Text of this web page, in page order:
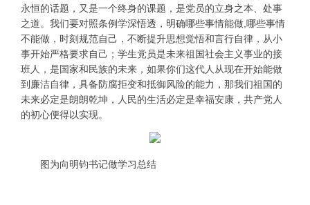
永恒的话题，又是一个终身的课题，是党员的立身之本、处事
之道。我们要对照条例学深悟透，明确哪些事情能做,哪些事情
不能做，时刻规范自己，不断提升思想觉悟和言行自律，从小
事开始严格要求自己；学生党员是未来祖国社会主义事业的接
班人，是国家和民族的未来，如果你们这代人从现在开始能做
到廉洁自律，具备防腐拒变和抵御风险的能力，那我们祖国的
未来必定是朗朗乾坤，人民的生活必定是幸福安康，共产党人
的初心便得以实现。
图为向明钧书记做学习总结